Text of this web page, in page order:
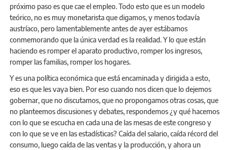
próximo paso es que cae el empleo. Todo esto que es un modelo
teórico, no es muy monetarista que digamos, y menos todavía
austríaco, pero lamentablemente antes de ayer estábamos
conmemorando que la única verdad es la realidad. Y lo que están
haciendo es romper el aparato productivo, romper los ingresos,
romper las familias, romper los hogares.
Y es una política económica que está encaminada y dirigida a esto,
eso es que les vaya bien. Por eso cuando nos dicen que lo dejemos
gobernar, que no discutamos, que no propongamos otras cosas, que
no planteemos discusiones y debates, respondemos ¿y qué hacemos
con lo que se escucha en cada una de las mesas de este congreso y
con lo que se ve en las estadísticas? Caída del salario, caída récord del
consumo, luego caída de las ventas y la producción, y ahora un